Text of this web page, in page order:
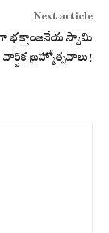
Next article
భక్తాంజనేయ స్వామి
బ్రహ్మోత్సవాలు!